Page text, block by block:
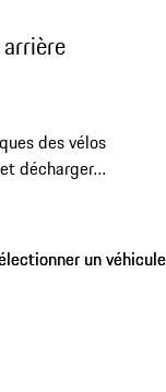
des vélos
décharger
un véhicule
un véhicule